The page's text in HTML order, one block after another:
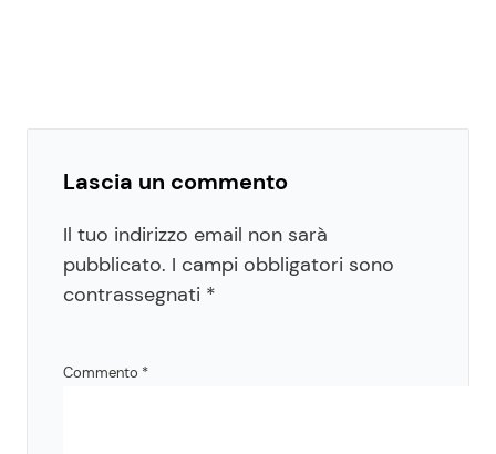
Lascia un commento
Il tuo indirizzo email non sarà
pubblicato. I campi obbligatori sono
contrassegnati *
Commento *